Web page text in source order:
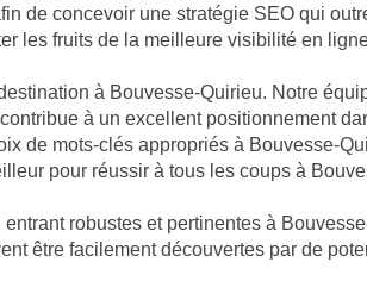
de concevoir une stratégie SEO qui
les fruits de la meilleure visibilité en
à Bouvesse-Quirieu. Notre
à un excellent positionnement
de mots-clés appropriés à Bouvesse-
pour réussir à tous les coups à
robustes et pertinentes à
être facilement découvertes par de